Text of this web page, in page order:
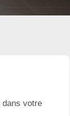
dans votre